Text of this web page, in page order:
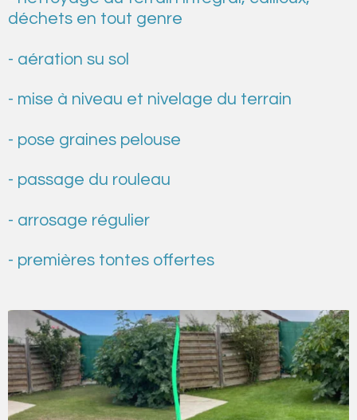
déchets en tout genre
- aération su sol
- mise à niveau et nivelage du terrain
- pose graines pelouse
- passage du rouleau
- arrosage régulier
- premières tontes offertes